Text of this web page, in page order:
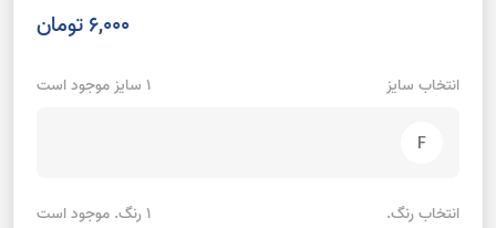
6,000 تومان
انتخاب سایز 1 سایز موجود است
F
انتخاب رنگ. 1 رنگ. موجود است